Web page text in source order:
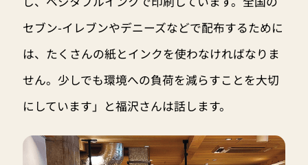
セブン-イレブンやデニーズなどで配布するために
は、たくさんの紙とインクを使わなければなりま
せん。少しでも環境への負荷を減らすことを大切
にしています」と福沢さんは話します。